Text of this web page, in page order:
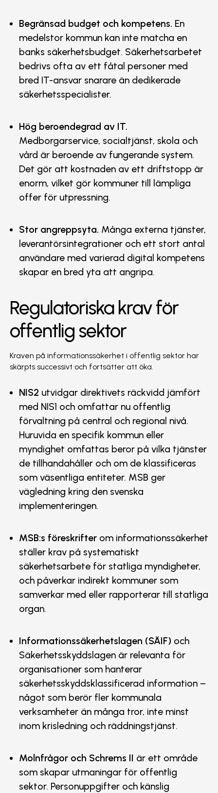
Begränsad budget och kompetens. En
medelstor kommun kan inte matcha en
banks säkerhetsbudget. Säkerhetsarbetet
bedrivs ofta av ett fåtal personer med
bred IT-ansvar snarare än dedikerade
säkerhetsspecialister.
Hög beroendegrad av IT.
Medborgarservice, socialtjänst, skola och
vård är beroende av fungerande system.
Det gör att kostnaden av ett driftstopp är
enorm, vilket gör kommuner till lämpliga
offer för utpressning.
Stor angreppsyta. Många externa tjänster,
leverantörsintegrationer och ett stort antal
användare med varierad digital kompetens
skapar en bred yta att angripa.
Regulatoriska krav för
offentlig sektor
Kraven på informationssäkerhet i offentlig sektor har
skärpts successivt och fortsätter att öka.
NIS2 utvidgar direktivets räckvidd jämfört
med NIS1 och omfattar nu offentlig
förvaltning på central och regional nivå.
Huruvida en specifik kommun eller
myndighet omfattas beror på vilka tjänster
de tillhandahåller och om de klassificeras
som väsentliga entiteter. MSB ger
vägledning kring den svenska
implementeringen.
MSB:s föreskrifterom informationssäkerhet
ställer krav på systematiskt
säkerhetsarbete för statliga myndigheter,
och påverkar indirekt kommuner som
samverkar med eller rapporterar till statliga
organ.
Informationssäkerhetslagen (SÄIF) och
Säkerhetsskyddslagen är relevanta för
organisationer som hanterar
säkerhetsskyddsklassificerad information –
något som berör fler kommunala
verksamheter än många tror, inte minst
inom krisledning och räddningstjänst.
Molnfrågor och Schrems II är ett område
som skapar utmaningar för offentlig
sektor. Personuppgifter och känslig